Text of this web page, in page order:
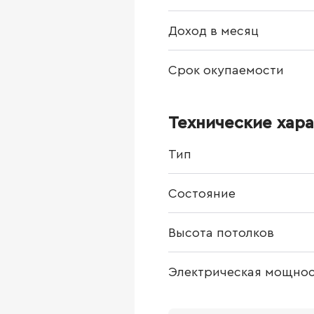
Доход в месяц
Срок окупаемости
Технические
Тип
Состояние
Высота потолков
Электрическая